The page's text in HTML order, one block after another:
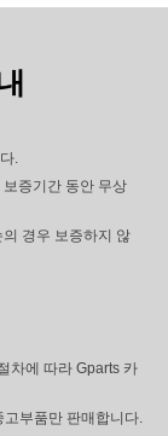
.
증기간 동안 무상
경우 보증하지 않
차에 따라 Gparts 카
부품만 판매합니다.